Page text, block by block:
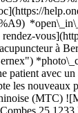
à
avec un
les nouveaux
(MTC)
25